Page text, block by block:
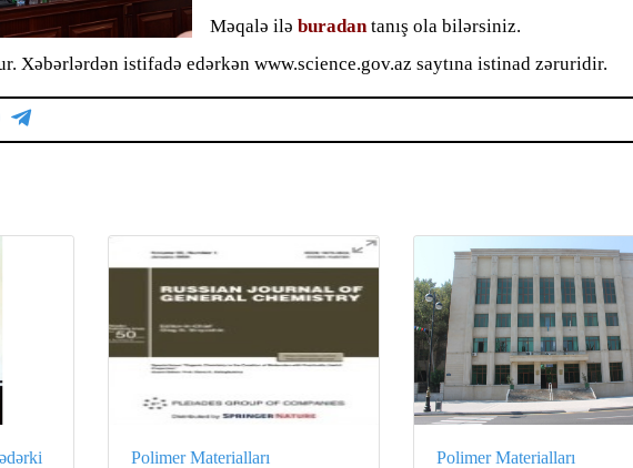
Məqalə ilə buradantanış ola bilərsiniz.
Xəbərlərdən istifadə edərkən www.science.gov.az saytına istinad zəruridir.
Polimer Materialları
Polimer Materialları